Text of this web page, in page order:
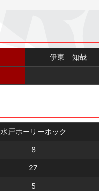
伊東 知哉
水戸ホーリーホック
8
27
5